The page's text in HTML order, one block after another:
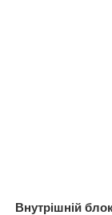
Внутрішній